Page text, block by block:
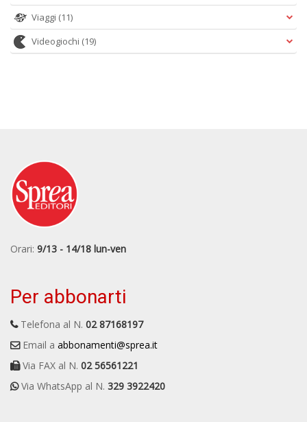
Viaggi (11)
Videogiochi (19)
Orari: 9/13 - 14/18 lun-ven
Per abbonarti
Telefona al N. 02 87168197
Email a abbonamenti@sprea.it
Via FAX al N. 02 56561221
Via WhatsApp al N. 329 3922420